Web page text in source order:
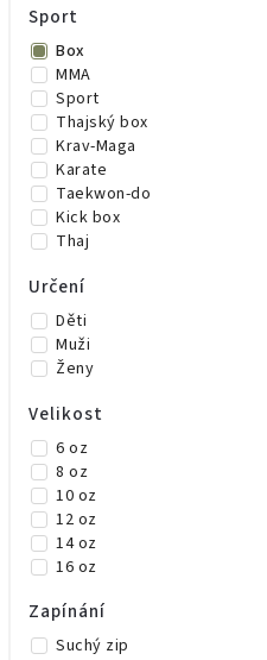
Sport
Box
MMA
Sport
Thajský box
Krav-Maga
Karate
Taekwon-do
Kick box
Thaj
Určení
Děti
Muži
Ženy
Velikost
6 oz
8 oz
10 oz
12 oz
14 oz
16 oz
Zapínání
Suchý zip